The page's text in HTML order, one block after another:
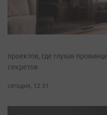
проектов, где глухая
секретов
сегодня, 12:31